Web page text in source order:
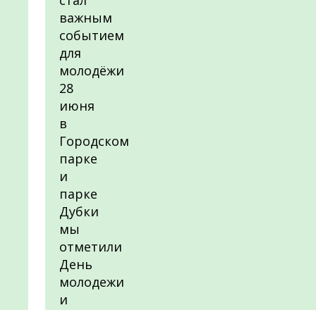
важным
событием
для
молодёжи
28
июня
в
Городском
парке
и
парке
Дубки
мы
отметили
День
молодежи
и